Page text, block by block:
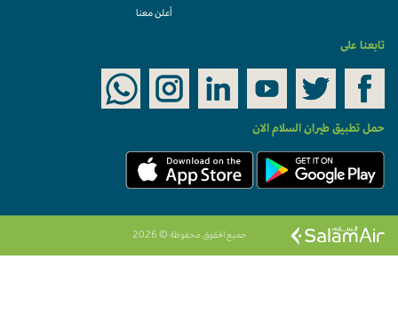
أعلن معنا
تابعنا على
حمل تطبيق طيران السلام الان
جميع الحقوق محفوظة © 2026